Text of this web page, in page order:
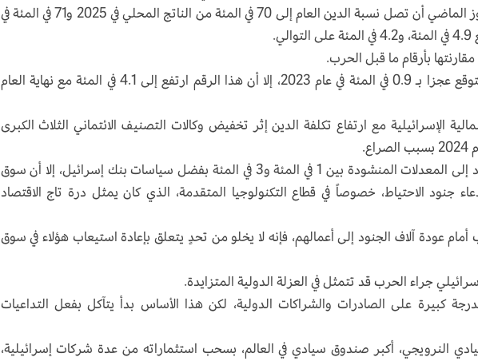
إسرائيل المركزي في يوليو/تموز الماضي أن تصل نسبة الدين العام إلى 70 في المئة من الناتج المحلي في 2025 و71 في المئة في
بأرقام ما قبل الحرب.
إذ كانت الحكومة الإسرائيلية تتوقع عجزا بـ 0.9 في المئة في عام 2023، إلا أن هذا الرقم ارتفع إلى 4.1 في المئة مع نهاية العام
الإسرائيلية مع ارتفاع تكلفة الدين إثر تخفيض وكالات التصنيف الائتماني الثلاث الكبرى
وعلى الرغم من أن التضخم عاد إلى المعدلات المنشودة بين 1 في المئة و3 في المئة بفضل سياسات بنك إسرائيل، إلا أن سوق
جنود الاحتياط، خصوصاً في قطاع التكنولوجيا المتقدمة، الذي كان يمثل درة تاج الاقتصاد
أمام عودة آلاف الجنود إلى أعمالهم، فإنه لا يخلو من تحدٍ يتعلق بإعادة استيعاب هؤلاء في سوق
جراء الحرب قد تتمثل في العزلة الدولية المتزايدة.
كبيرة على الصادرات والشراكات الدولية، لكن هذا الأساس بدأ يتآكل بفعل التداعيات
النرويجي، أكبر صندوق سيادي في العالم، بسحب استثماراته من عدة شركات إسرائيلية،